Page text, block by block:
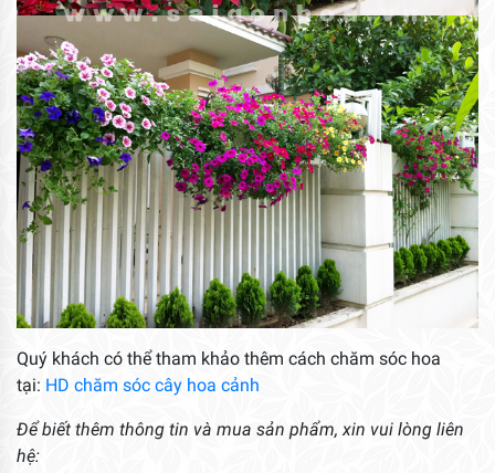
Quý khách có thể tham khảo thêm cách chăm sóc hoa
tại: HD chăm sóc cây hoa cảnh
Để biết thêm thông tin và mua sản phẩm, xin vui lòng liên
hệ: